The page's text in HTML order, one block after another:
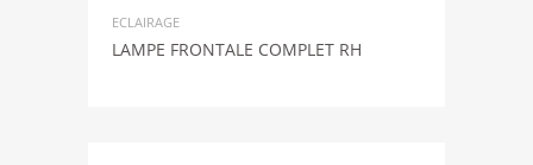
ECLAIRAGE
LAMPE FRONTALE COMPLET RH